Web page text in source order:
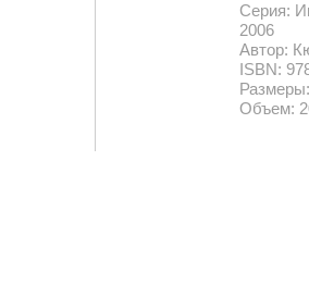
Серия:
2006
Автор:
ISBN:
Объем: